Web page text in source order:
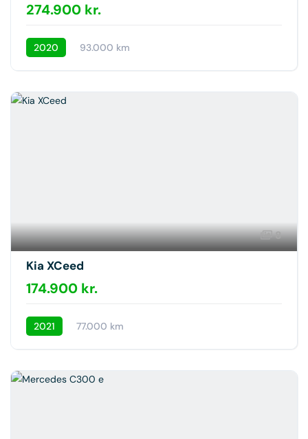
274.900 kr.
2020 93.000 km
8
Kia XCeed
174.900 kr.
2021 77.000 km